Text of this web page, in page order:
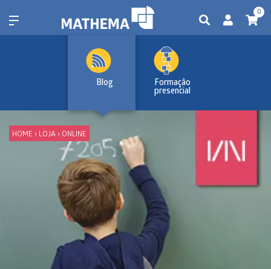
0
Blog Formação
presencial
HOME › LOJA › ONLINE